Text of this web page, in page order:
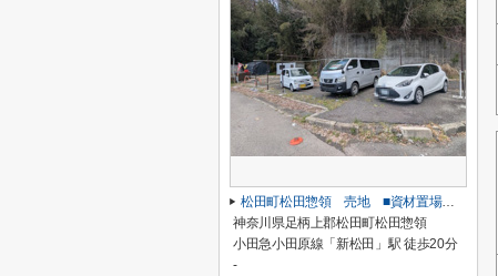
松田町松田惣領 売地 ■資材置場・駐車場■
神奈川県足柄上郡松田町松田惣領
小田急小田原線「新松田」駅 徒歩20分
-